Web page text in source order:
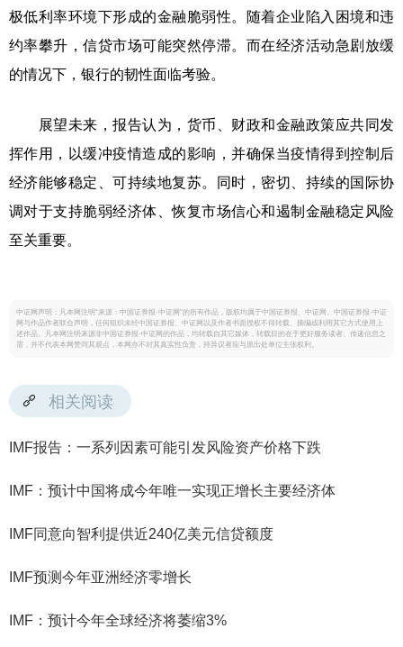
极低利率环境下形成的金融脆弱性。随着企业陷入困境和违
约率攀升，信贷市场可能突然停滞。而在经济活动急剧放缓
的情况下，银行的韧性面临考验。
展望未来，报告认为，货币、财政和金融政策应共同发
挥作用，以缓冲疫情造成的影响，并确保当疫情得到控制后
经济能够稳定、可持续地复苏。同时，密切、持续的国际协
调对于支持脆弱经济体、恢复市场信心和遏制金融稳定风险
至关重要。
中证网声明：凡本网注明“来源：中国证券报·中证网”的所有作品，版权均属于中国证券报、中证网。中国证券报·中证
网与作品作者联合声明，任何组织未经中国证券报、中证网以及作者书面授权不得转载、摘编或利用其它方式使用上
述作品。凡本网注明来源非中国证券报·中证网的作品，均转载自其它媒体，转载目的在于更好服务读者、传递信息之
需，并不代表本网赞同其观点，本网亦不对其真实性负责，持异议者应与原出处单位主张权利。
相关阅读
IMF报告：一系列因素可能引发风险资产价格下跌
IMF：预计中国将成今年唯一实现正增长主要经济体
IMF同意向智利提供近240亿美元信贷额度
IMF预测今年亚洲经济零增长
IMF：预计今年全球经济将萎缩3%